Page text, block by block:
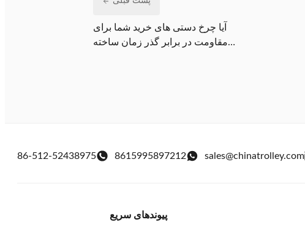
آیا چرخ دستی های خرید شما برای
مقاومت در برابر گذر زمان ساخته
sales@chinatrolley.com
8615995897212
86-512-52438975
پیوندهای سریع